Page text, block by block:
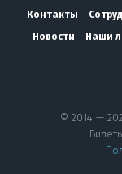
Контакты
Новости
Наши
© 2014 —